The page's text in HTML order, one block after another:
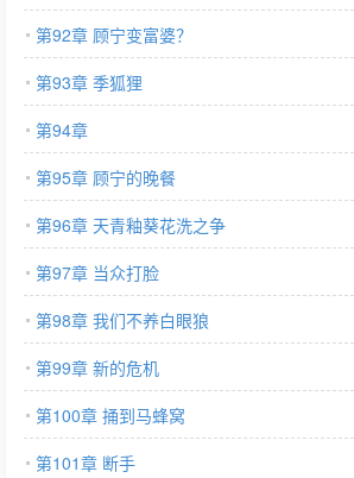
第92章 顾宁变富婆？
第93章 季狐狸
第94章
第95章 顾宁的晚餐
第96章 天青釉葵花洗之争
第97章 当众打脸
第98章 我们不养白眼狼
第99章 新的危机
第100章 捅到马蜂窝
第101章 断手